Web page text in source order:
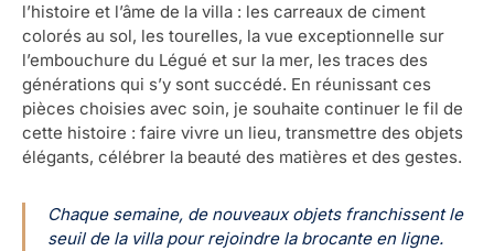
l’histoire et l’âme de la villa : les carreaux de ciment
colorés au sol, les tourelles, la vue exceptionnelle sur
l’embouchure du Légué et sur la mer, les traces des
générations qui s’y sont succédé. En réunissant ces
pièces choisies avec soin, je souhaite continuer le fil de
cette histoire : faire vivre un lieu, transmettre des objets
élégants, célébrer la beauté des matières et des gestes.
Chaque semaine, de nouveaux objets franchissent le
seuil de la villa pour rejoindre la brocante en ligne.